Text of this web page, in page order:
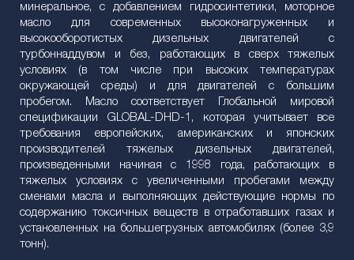
минеральное, с добавлением гидросинтетики, моторное
масло для современных высоконагруженных и
высокооборотистых дизельных двигателей с
турбоннаддувом и без, работающих в сверх тяжелых
условиях (в том числе при высоких температурах
окружающей среды) и для двигателей с большим
пробегом. Масло соответствует Глобальной мировой
спецификации GLOBAL-DHD-1, которая учитывает все
требования европейских, американских и японских
производителей тяжелых дизельных двигателей,
произведенными начиная с 1998 года, работающих в
тяжелых условиях с увеличенными пробегами между
сменами масла и выполняющих действующие нормы по
содержанию токсичных веществ в отработавших газах и
установленных на большегрузных автомобилях (более 3,9
тонн).